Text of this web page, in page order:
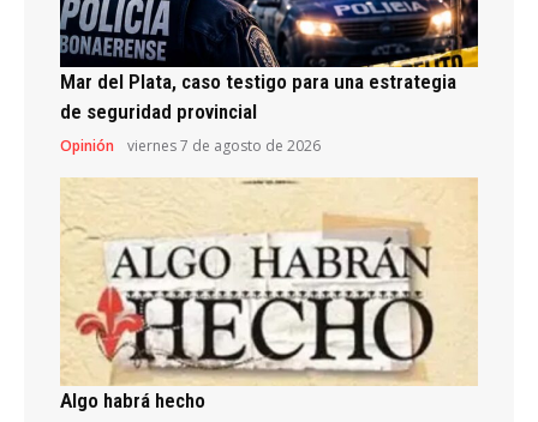
Mar del Plata, caso testigo para una estrategia
de seguridad provincial
Opinión viernes 7 de agosto de 2026
Algo habrá hecho